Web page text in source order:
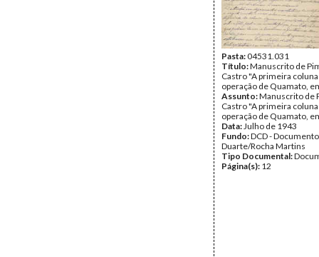
Pasta:04531.031
Título:Manuscrito de
Castro "A primeira
operação de Quamato,
Assunto:Manuscrito de
Castro "A primeira
operação de Quamato,
Data:Julho de 1943
Fundo:DCD -
Duarte/Rocha Martins
Tipo Documental:
Página(s): 12